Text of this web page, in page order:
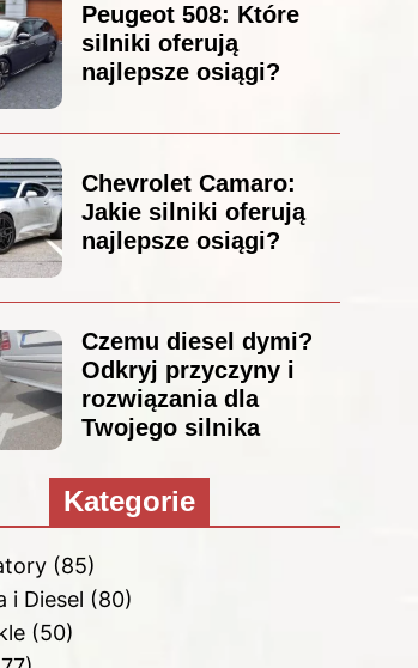
Peugeot 508: Które
silniki oferują
najlepsze osiągi?
Chevrolet Camaro:
Jakie silniki oferują
najlepsze osiągi?
Czemu diesel dymi?
Odkryj przyczyny i
rozwiązania dla
Twojego silnika
Kategorie
(85)
i Diesel (80)
(50)